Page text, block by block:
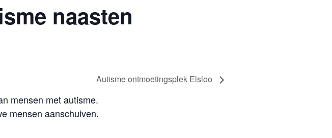
naasten
Autisme ontmoetingsplek Elsloo
mensen met autisme.
mensen aanschuiven.